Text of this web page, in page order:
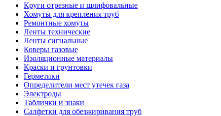
Круги отрезные и шлифовальные
Хомуты для крепления труб
Ремонтные хомуты
Ленты технические
Ленты сигнальные
Коверы газовые
Изоляционные материалы
Краски и грунтовки
Герметики
Определители мест утечек газа
Электроды
Таблички и знаки
Салфетки для обезжиривания труб